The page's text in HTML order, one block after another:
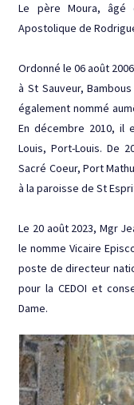
Le père Moura,
Apostolique de
Ordonné le 06 août
à St Sauveur,
également nommé
En décembre 2010, il
Louis, Port-Louis. De
Sacré Coeur, Port
à la paroisse de St
Le 20 août 2023, Mgr
le nomme Vicaire
poste de directeur
pour la CEDOI et
Dame.